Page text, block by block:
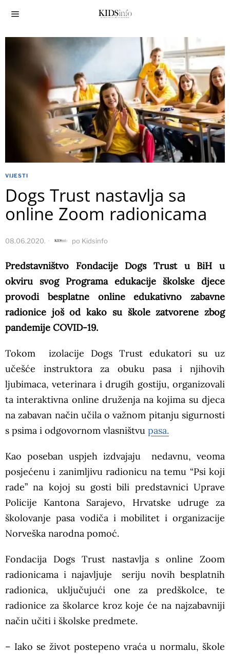
VIJESTI
Dogs Trust nastavlja sa
online Zoom radionicama
08.06.2020. po Kidsinfo
Predstavništvo Fondacije Dogs Trust u BiH u
okviru svog Programa edukacije školske djece
provodi besplatne online edukativno zabavne
radionice još od kako su škole zatvorene zbog
pandemije COVID-19.
Tokom izolacije Dogs Trust edukatori su uz
učešće instruktora za obuku pasa i njihovih
ljubimaca, veterinara i drugih gostiju, organizovali
ta interaktivna online druženja na kojima su djeca
na zabavan način učila o važnom pitanju sigurnosti
s psima i odgovornom vlasništvu pasa.
Kao poseban uspjeh izdvajaju nedavnu, veoma
posjećenu i zanimljivu radionicu na temu “Psi koji
rade” na kojoj su gosti bili predstavnici Uprave
Policije Kantona Sarajevo, Hrvatske udruge za
školovanje pasa vodiča i mobilitet i organizacije
Norveška narodna pomoć.
Fondacija Dogs Trust nastavlja s online Zoom
radionicama i najavljuje seriju novih besplatnih
radionica, uključujući one za predškolce, te
radionice za školarce kroz koje će na najzabavniji
način učiti i školske predmete.
– Iako se život postepeno vraća u normalu, škole